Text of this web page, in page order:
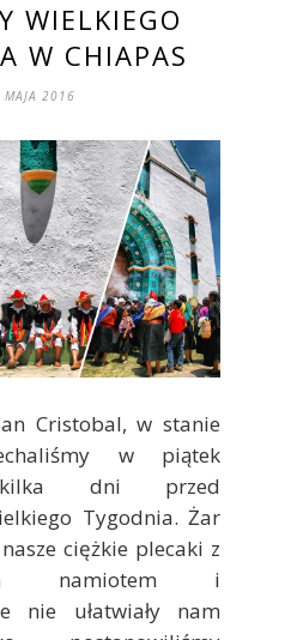
WIELKIEGO
W CHIAPAS
MAJA 2016
Cristobal, w stanie
w piątek
kilka dni przed
Tygodnia. Żar
ciężkie plecaki z
namiotem i
nie ułatwiały nam